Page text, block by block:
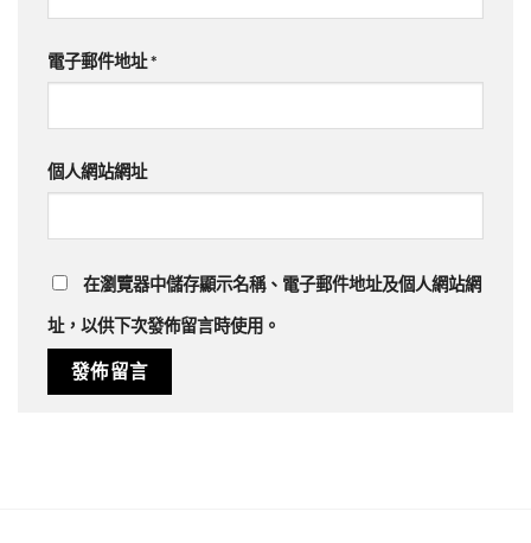
電子郵件地址*
個人網站網址
在瀏覽器中儲存顯示名稱、電子郵件地址及個人網站網
址，以供下次發佈留言時使用。